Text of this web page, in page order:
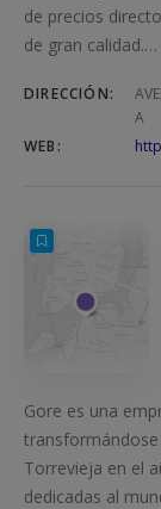
de precios
de gran calidad.…
DIRECCIÓN:
A
WEB:
Gore es una
Torrevieja en el
dedicadas al